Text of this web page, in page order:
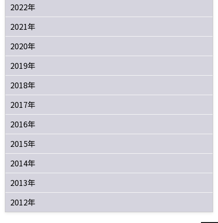
2022年
2021年
2020年
2019年
2018年
2017年
2016年
2015年
2014年
2013年
2012年